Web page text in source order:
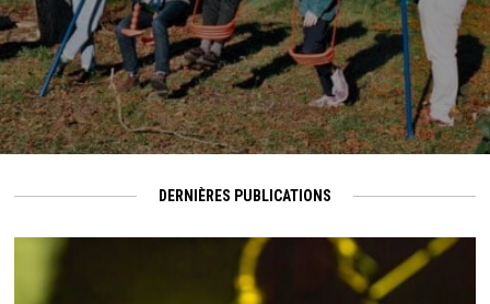
DERNIÈRES PUBLICATIONS